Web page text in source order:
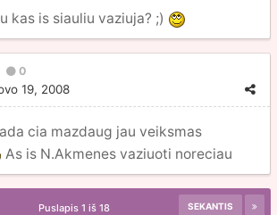
kas is siauliu vaziuja? ;)
0
19, 2008
cia mazdaug jau veiksmas
As is N.Akmenes vaziuoti noreciau
SEKANTIS
Puslapis 1 iš 18